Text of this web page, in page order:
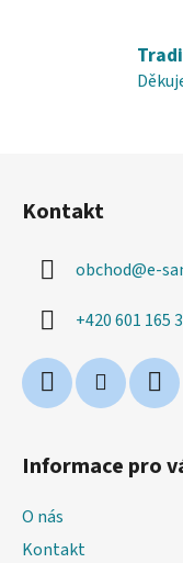
Kontakt
obchod@e-
+420 601 165
Informace pro
O nás
Kontakt